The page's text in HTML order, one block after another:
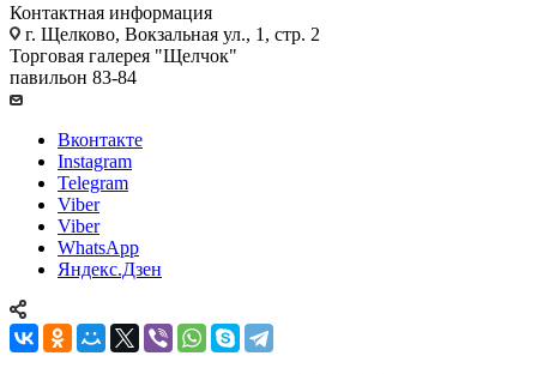
Контактная информация
г. Щелково, Вокзальная ул., 1, стр. 2
Торговая галерея "Щелчок"
павильон 83-84
Вконтакте
Instagram
Telegram
Viber
Viber
WhatsApp
Яндекс.Дзен